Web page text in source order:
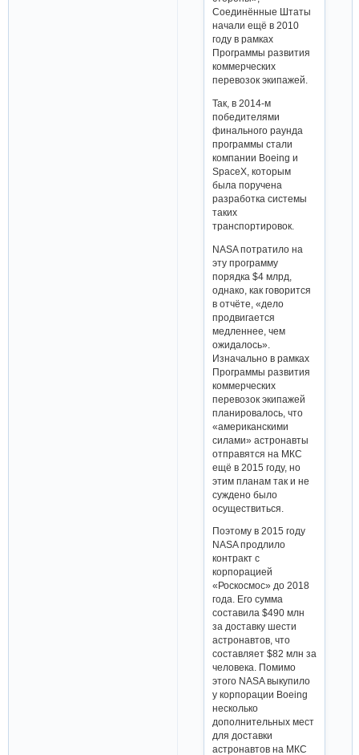
Соединённые Штаты
начали ещё в 2010
году в рамках
Программы развития
коммерческих
перевозок экипажей.
Так, в 2014-м
победителями
финального раунда
программы стали
компании Boeing и
SpaceX, которым
была поручена
разработка системы
таких
транспортировок.
NASA потратило на
эту программу
порядка $4 млрд,
однако, как говорится
в отчёте, «дело
продвигается
медленнее, чем
ожидалось».
Изначально в рамках
Программы развития
коммерческих
перевозок экипажей
планировалось, что
«американскими
силами» астронавты
отправятся на МКС
ещё в 2015 году, но
этим планам так и не
суждено было
осуществиться.
Поэтому в 2015 году
NASA продлило
контракт с
корпорацией
«Роскосмос» до 2018
года. Его сумма
составила $490 млн
за доставку шести
астронавтов, что
составляет $82 млн за
человека. Помимо
этого NASA выкупило
у корпорации Boeing
несколько
дополнительных мест
для доставки
астронавтов на МКС